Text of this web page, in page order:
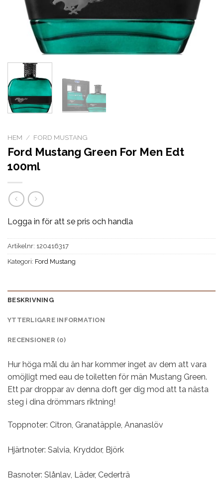
HEM / FORD MUSTANG
Ford Mustang Green For Men Edt
100ml
Logga in för att se pris och handla
Artikelnr: 120416317
Kategori: Ford Mustang
BESKRIVNING
YTTERLIGARE INFORMATION
RECENSIONER (0)
Hur höga mål du än har kommer inget av dem att vara
omöjligt med eau de toiletten för män Mustang Green.
Ett par droppar av denna doft ger dig mod att ta nästa
steg i dina drömmars riktning!
Toppnoter: Citron, Granatäpple, Ananaslöv
Hjärtnoter: Salvia, Kryddor, Björk
Basnoter: Slånlav, Läder, Cederträ